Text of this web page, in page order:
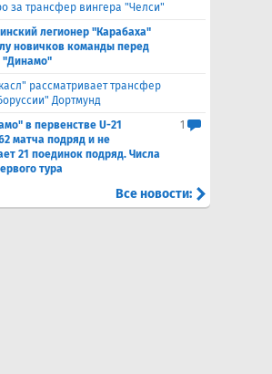
за трансфер вингера "Челси"
легионер "Карабаха"
новичков команды перед
"Динамо"
рассматривает трансфер
Дортмунд
в первенстве U-21
матча подряд и не
21 поединок подряд. Числа
тура
1
Все новости: